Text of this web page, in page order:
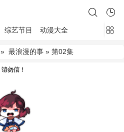
综艺节目 动漫大全
» 最浪漫的事 » 第02集